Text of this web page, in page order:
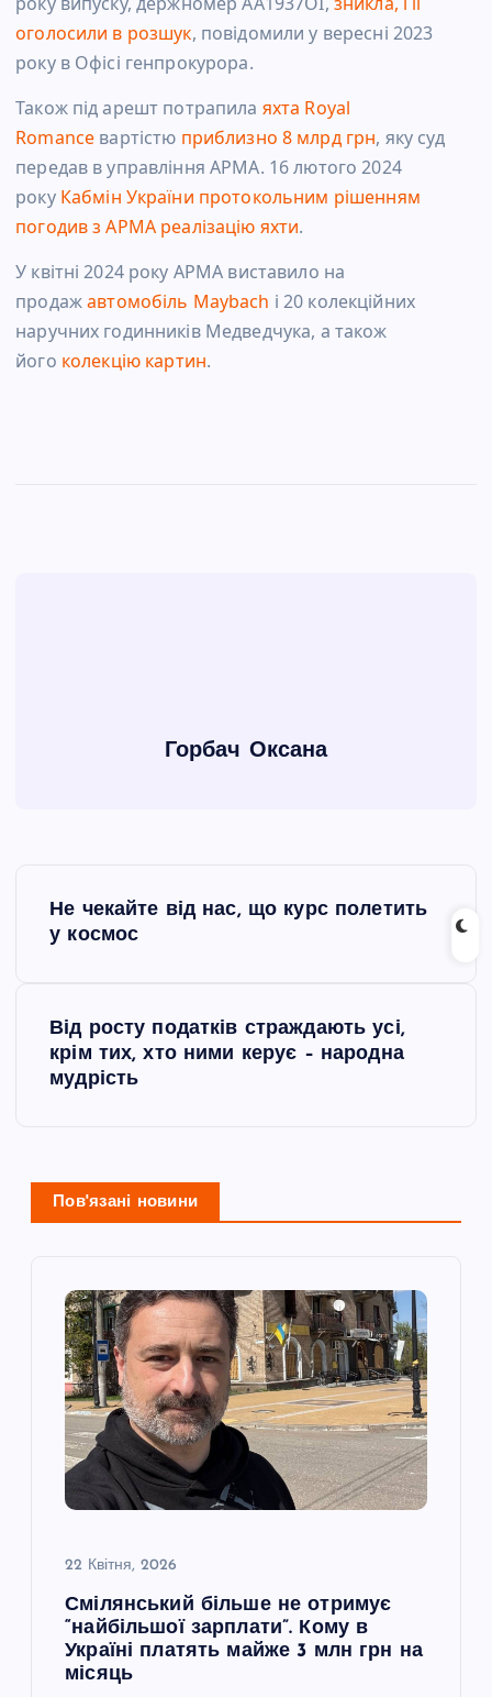
оголосили в розшук, повідомили у вересні 2023
року в Офісі генпрокурора.
Також під арешт потрапила яхта Royal
Romance вартістю приблизно 8 млрд грн, яку суд
передав в управління АРМА. 16 лютого 2024
року Кабмін України протокольним рішенням
погодив з АРМА реалізацію яхти.
У квітні 2024 року АРМА виставило на
продажавтомобіль Maybach і 20 колекційних
наручних годинників Медведчука, а також
його колекцію картин.
Горбач Оксана
ц
Не чекайте від нас, що курс полетить
у космос
Від росту податків страждають усі,
крім тих, хто ними керує – народна
мудрість
Пов'язані новини
22 Квітня, 2026
Смілянський більше не отримує
“найбільшої зарплати”. Кому в
Україні платять майже 3 млн грн на
місяць